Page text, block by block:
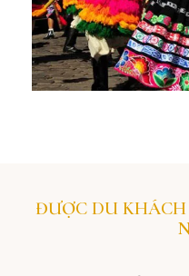
ĐƯỢC DU